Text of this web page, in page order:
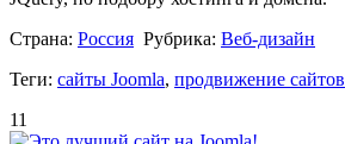
Страна: Россия Рубрика: Веб-дизайн
Теги: сайты Joomla, продвижение сайтов
11